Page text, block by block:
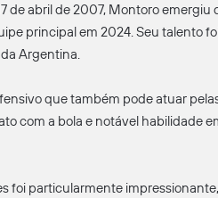
de abril de 2007, Montoro emergiu
principal em 2024. Seu talento
Argentina.
que também pode atuar
com a bola e notável habilidade
foi particularmente